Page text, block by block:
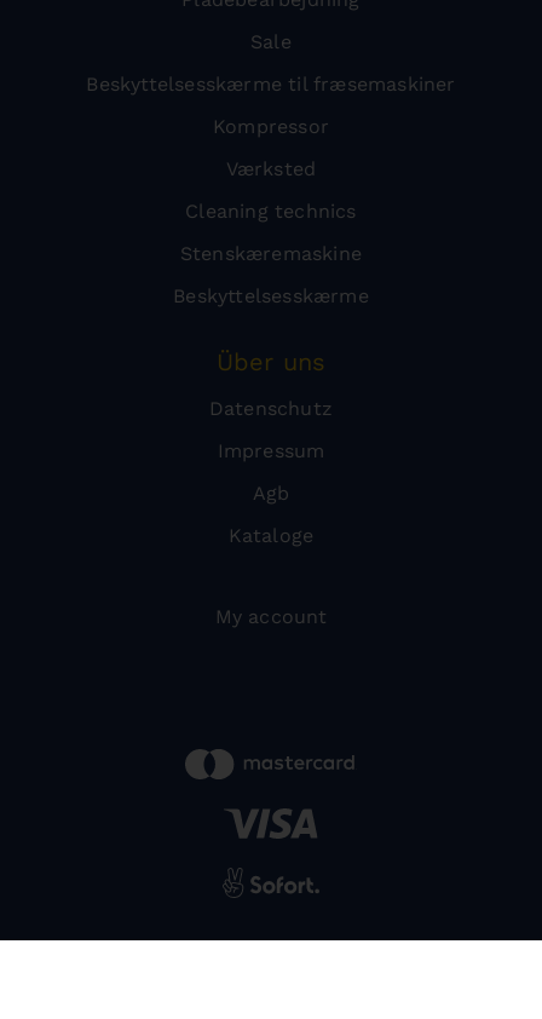
Sale
Beskyttelsesskærme til fræsemaskiner
Kompressor
Værksted
Cleaning technics
Stenskæremaskine
Beskyttelsesskærme
Über uns
Datenschutz
Impressum
Agb
Kataloge
My account